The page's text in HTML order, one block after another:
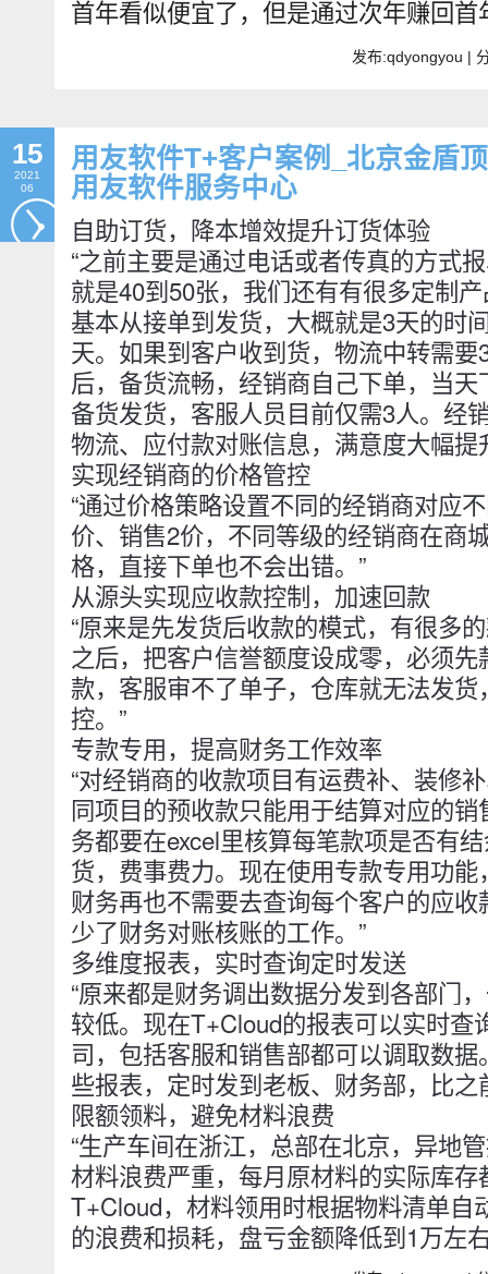
首年看似便宜了，但是通过次年赚回首
发布:qdyongyou |
15
2021
06
用友软件T+客户案例_北京金盾
用友软件服务中心
自助订货，降本增效提升订货体验
“之前主要是通过电话或者传真的方式
就是40到50张，我们还有有很多定制
基本从接单到发货，大概就是3天的时
天。如果到客户收到货，物流中转需
后，备货流畅，经销商自己下单，当
备货发货，客服人员目前仅需3人。经
物流、应付款对账信息，满意度大幅提
实现经销商的价格管控
“通过价格策略设置不同的经销商对应
价、销售2价，不同等级的经销商在商
格，直接下单也不会出错。”
从源头实现应收款控制，加速回款
“原来是先发货后收款的模式，有很多
之后，把客户信誉额度设成零，必须
款，客服审不了单子，仓库就无法发
控。”
专款专用，提高财务工作效率
“对经销商的收款项目有运费补、装修
同项目的预收款只能用于结算对应的
务都要在excel里核算每笔款项是否有
货，费事费力。现在使用专款专用功
财务再也不需要去查询每个客户的应
少了财务对账核账的工作。”
多维度报表，实时查询定时发送
“原来都是财务调出数据分发到各部门
较低。现在T+Cloud的报表可以实时查
司，包括客服和销售部都可以调取数
些报表，定时发到老板、财务部，比之
限额领料，避免材料浪费
“生产车间在浙江，总部在北京，异地
材料浪费严重，每月原材料的实际库
T+Cloud，材料领用时根据物料清单自
的浪费和损耗，盘亏金额降低到1万左